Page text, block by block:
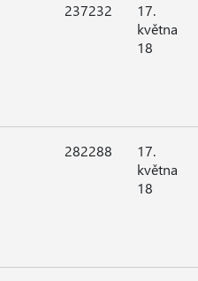
237232
17.
května
18
282288
17.
května
18